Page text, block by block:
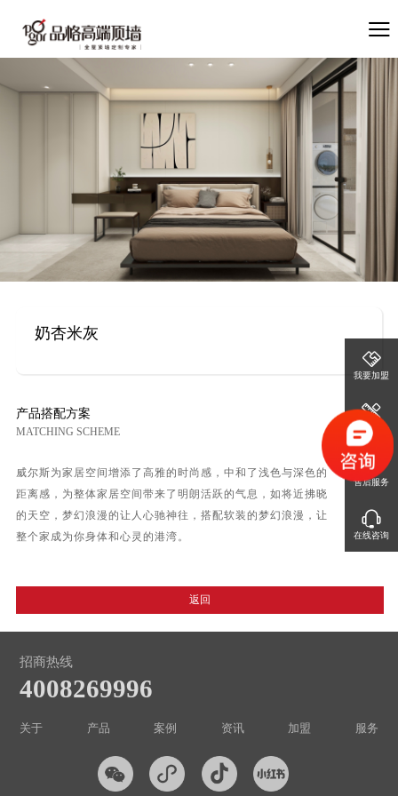
我要加盟
免费设计
售后服务
在线咨询
奶杏米灰
产品搭配方案
MATCHING SCHEME
威尔斯为家居空间增添了高雅的时尚感，中和了浅色与深色的
距离感，为整体家居空间带来了明朗活跃的气息，如将近拂晓
的天空，梦幻浪漫的让人心驰神往，搭配软装的梦幻浪漫，让
整个家成为你身体和心灵的港湾。
返回
招商热线
4008269996
关于 产品 案例 资讯 加盟 服务